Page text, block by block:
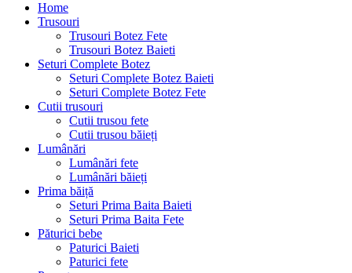
Home
Trusouri
Trusouri Botez Fete
Trusouri Botez Baieti
Seturi Complete Botez
Seturi Complete Botez Baieti
Seturi Complete Botez Fete
Cutii trusouri
Cutii trusou fete
Cutii trusou băieți
Lumânări
Lumânări fete
Lumânări băieți
Prima băiță
Seturi Prima Baita Baieti
Seturi Prima Baita Fete
Păturici bebe
Paturici Baieti
Paturici fete